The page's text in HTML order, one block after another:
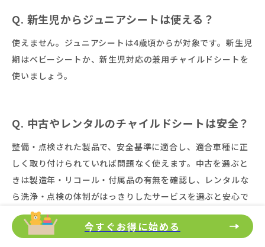
今すぐお得に始める
Q. 新生児からジュニアシートは使える？
使えません。ジュニアシートは4歳頃からが対象です。新生児
期はベビーシートか、新生児対応の兼用チャイルドシートを
使いましょう。
Q. 中古やレンタルのチャイルドシートは安全？
整備・点検された製品で、安全基準に適合し、適合車種に正
しく取り付けられていれば問題なく使えます。中古を選ぶと
きは製造年・リコール・付属品の有無を確認し、レンタルな
ら洗浄・点検の体制がはっきりしたサービスを選ぶと安心で
す。